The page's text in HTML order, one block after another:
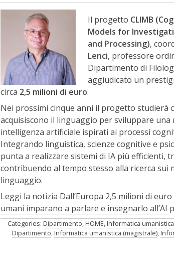
Il progetto CLIMB
Models for
and Processing),
Lenci, professore
Dipartimento di
aggiudicato un
circa 2,5 milioni di euro.
Nei prossimi cinque anni il progetto studierà
acquisiscono il linguaggio per sviluppare
intelligenza artificiale ispirati ai processi
Integrando linguistica, scienze cognitive e
punta a realizzare sistemi di IA più efficienti,
contribuendo al tempo stesso alla ricerca sui
linguaggio.
Leggi la notizia Dall’Europa 2,5 milioni di
umani imparano a parlare e insegnarlo all’AI
Categories: Dipartimento HOME Informatica umanistica
Dipartimento Informatica umanistica (magistrale)